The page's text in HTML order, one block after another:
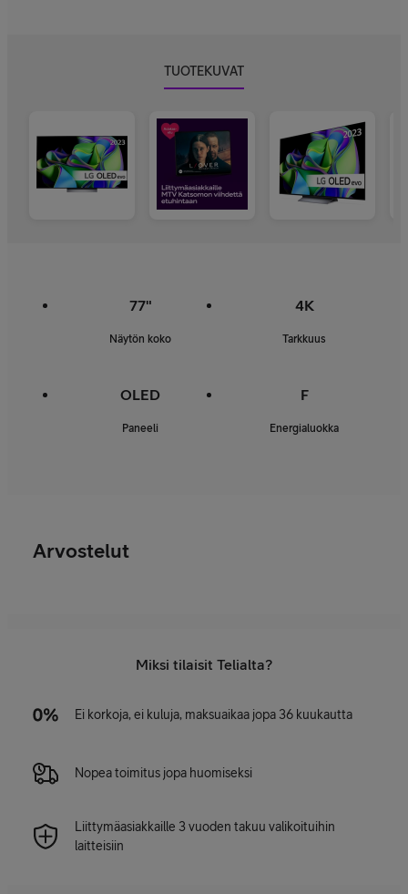
TUOTEKUVAT
77"
Näytön koko
4K
Tarkkuus
OLED
Paneeli
F
Energialuokka
Arvostelut
Miksi tilaisit Telialta?
Ei korkoja, ei kuluja, maksuaikaa jopa 36 kuukautta
Nopea toimitus jopa huomiseksi
Liittymäasiakkaille 3 vuoden takuu valikoituihin
laitteisiin